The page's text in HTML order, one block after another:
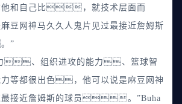
他和自己比，就技术层面而
网神马久久人鬼片见过最接近詹姆斯
”
、组织进攻的能力、篮球智
力等都很出色，他可以说是麻豆网神
最接近詹姆斯的球员。”Buha